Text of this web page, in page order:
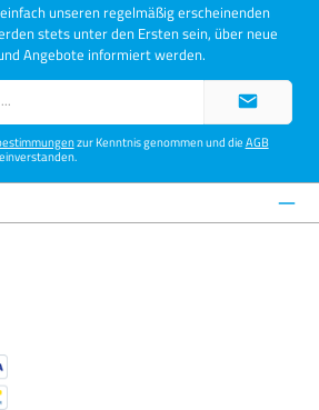
unseren regelmäßig erscheinenden
stets unter den Ersten sein, über neue
Angebote informiert werden.
zur Kenntnis genommen und dieAGB